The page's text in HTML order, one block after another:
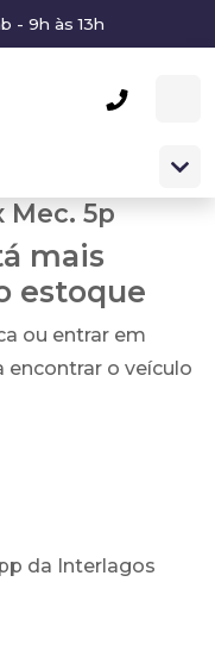
- 9h às 13h
Mec. 5p
mais
estoque
ou entrar em
o veículo
da Interlagos